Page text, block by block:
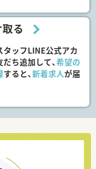
る
タッフLINE公式アカ
ち追加して、希望の
すると、新着求人が届